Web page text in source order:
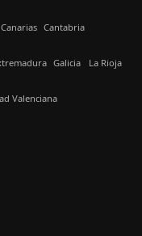
Canarias Cantabria
Galicia La Rioja
Valenciana